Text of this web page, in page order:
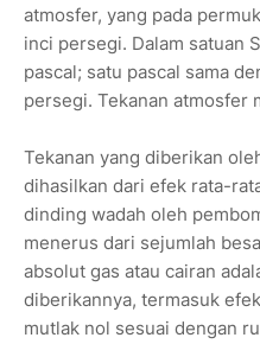
atmosfer, yang pada
inci persegi. Dalam satuan
pascal; satu pascal sama
persegi. Tekanan atmosfer
Tekanan yang diberikan
dihasilkan dari efek rata-
dinding wadah oleh
menerus dari sejumlah
absolut gas atau cairan
diberikannya, termasuk
mutlak nol sesuai dengan